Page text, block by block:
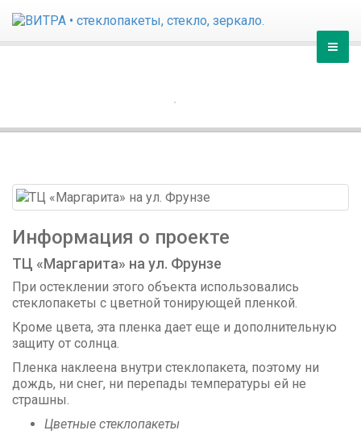
Услуги
Контакты
Информация о проекте
ТЦ «Маргарита» на ул. Фрунзе
При остеклении этого объекта использовались
стеклопакеты с цветной тонирующей пленкой.
Кроме цвета, эта пленка дает еще и дополнительную
защиту от солнца.
Пленка наклеена внутри стеклопакета, поэтому ни
дождь, ни снег, ни перепады температуры ей не
страшны.
Цветные стеклопакеты